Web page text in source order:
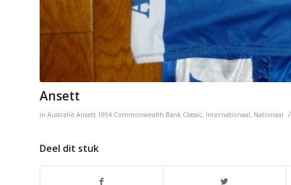
Ansett
in Australië Ansett 1994 Commonwealth Bank Classic, Internationaal, Nationaal /
Deel dit stuk